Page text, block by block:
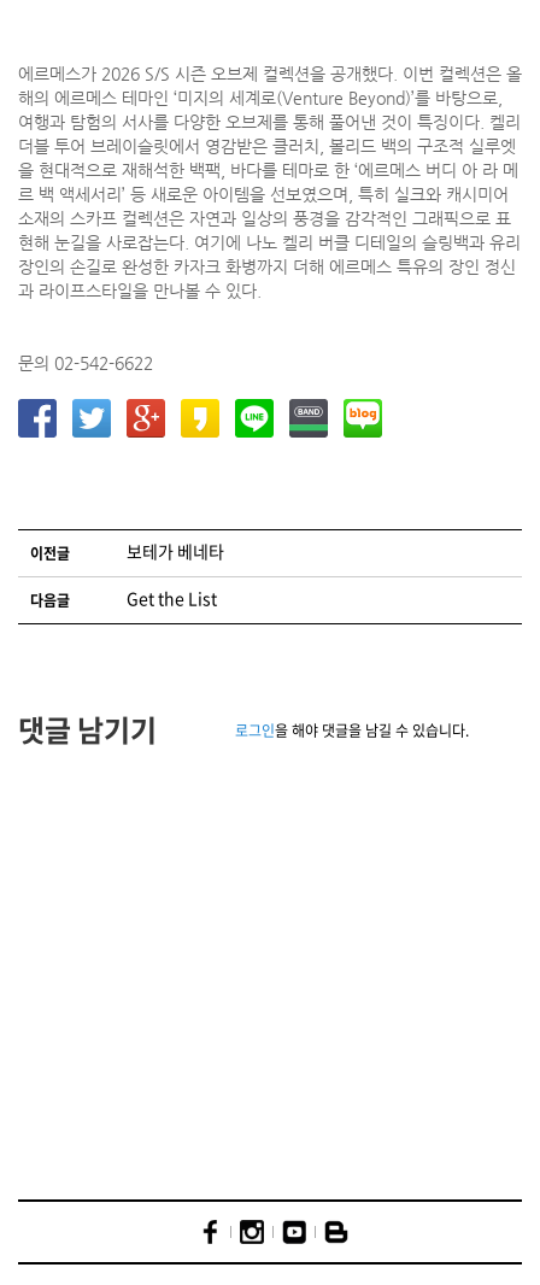
에르메스가 2026 S/S 시즌 오브제 컬렉션을 공개했다. 이번 컬렉션은 올
해의 에르메스 테마인 ‘미지의 세계로(Venture Beyond)’를 바탕으로,
여행과 탐험의 서사를 다양한 오브제를 통해 풀어낸 것이 특징이다. 켈리
더블 투어 브레이슬릿에서 영감받은 클러치, 볼리드 백의 구조적 실루엣
을 현대적으로 재해석한 백팩, 바다를 테마로 한 ‘에르메스 버디 아 라 메
르 백 액세서리’ 등 새로운 아이템을 선보였으며, 특히 실크와 캐시미어
소재의 스카프 컬렉션은 자연과 일상의 풍경을 감각적인 그래픽으로 표
현해 눈길을 사로잡는다. 여기에 나노 켈리 버클 디테일의 슬링백과 유리
장인의 손길로 완성한 카자크 화병까지 더해 에르메스 특유의 장인 정신
과 라이프스타일을 만나볼 수 있다.
문의 02-542-6622
글 네비게이션
이전글 보테가 베네타
다음글 Get the List
댓글 남기기 로그인을 해야 댓글을 남길 수 있습니다.